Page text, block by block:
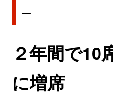
ー
２年間で10
に増席